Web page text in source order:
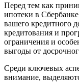
Перед тем как
ипотеки в
вашего кредитного
кредитования и
ограничения и
выгоды от
Среди ключевых
внимание,